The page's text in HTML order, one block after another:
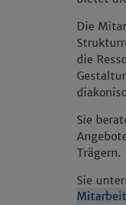
Die
die
Sie
Trägern.
Sie